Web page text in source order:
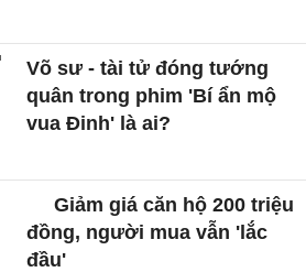
Võ sư - tài tử đóng tướng
quân trong phim 'Bí ẩn mộ
vua Đinh' là ai?
Giảm giá căn hộ 200 triệu
đồng, người mua vẫn 'lắc
đầu'